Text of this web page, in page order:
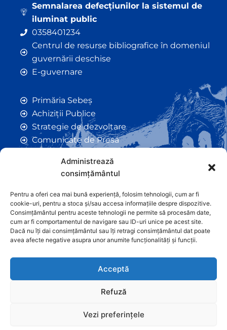
Administrează
consimțământul
Pentru a oferi cea mai bună experiență, folosim tehnologii, cum ar fi
cookie-uri, pentru a stoca și/sau accesa informațiile despre dispozitive.
Consimțământul pentru aceste tehnologii ne permite să procesăm date,
cum ar fi comportamentul de navigare sau ID-uri unice pe acest site.
Dacă nu îți dai consimțământul sau îți retragi consimțământul dat poate
avea afecte negative asupra unor anumite funcționalități și funcții.
Acceptă
Refuză
Vezi preferințele
Semnalarea defecțiunilor la sistemul de
iluminat public
0358401234
Centrul de resurse bibliografice în domeniul
guvernării deschise
E-guvernare
Primăria Sebeș
Achiziții Publice
Strategie de dezvoltare
Comunicate de Presă
Anunțuri
Hotarâri de Consiliu
Certificate de Urbanism
Autorizații de Construcții
Orașe Înfrățite
Contact
Graficã și dezvoltare website